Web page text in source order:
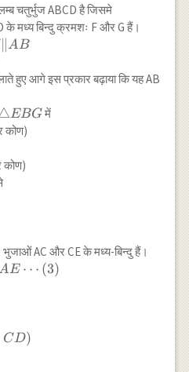
चतुर्भुज ABCD है जिसमेAB
\|
के मध्य बिन्दु क्रमशः F और G हैं।
∥AB
हुए आगे इस प्रकार बढ़ाया कि यह AB
EBGमें
कोण)
कोण)
AC और CE के मध्य-बिन्दु हैं।
E ⋯ (3)
CD)